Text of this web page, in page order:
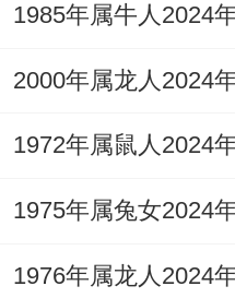
可暗中滋金养水，
物仅为助缘，根本
以自然之力补益。
大运流年互动与趋
出生2016年之幼童